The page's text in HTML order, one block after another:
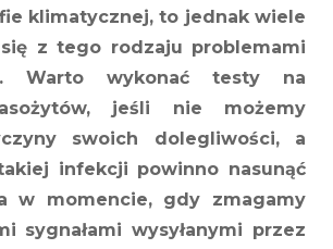
klimatycznej, to jednak wiele
z tego rodzaju problemami
Warto wykonać testy na
jeśli nie możemy
swoich dolegliwości, a
infekcji powinno nasunąć
w momencie, gdy zmagamy
sygnałami wysyłanymi przez